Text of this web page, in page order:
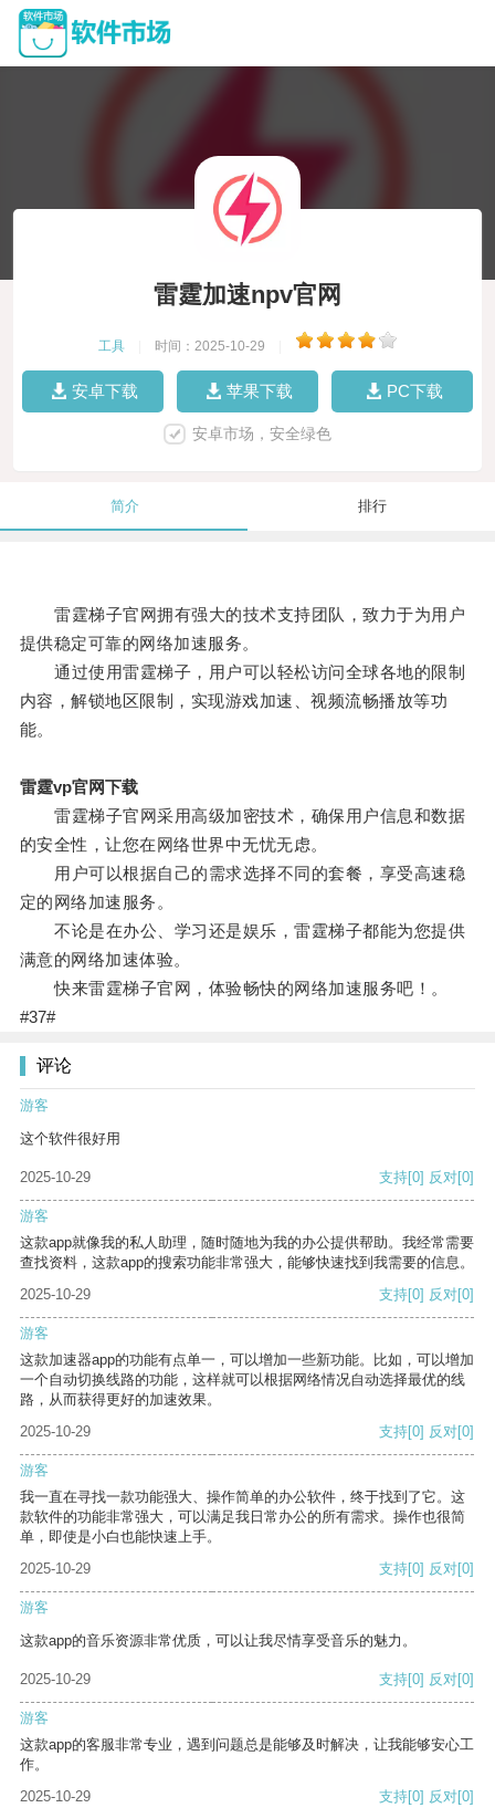
雷霆加速npv官网
工具 时间：2025-10-29
安卓下载 苹果下载 PC下载
安卓市场，安全绿色
简介 排行
雷霆梯子官网拥有强大的技术支持团队，致力于为用户
提供稳定可靠的网络加速服务。
通过使用雷霆梯子，用户可以轻松访问全球各地的限制
内容，解锁地区限制，实现游戏加速、视频流畅播放等功
能。
雷霆vp官网下载
雷霆梯子官网采用高级加密技术，确保用户信息和数据
的安全性，让您在网络世界中无忧无虑。
用户可以根据自己的需求选择不同的套餐，享受高速稳
定的网络加速服务。
不论是在办公、学习还是娱乐，雷霆梯子都能为您提供
满意的网络加速体验。
快来雷霆梯子官网，体验畅快的网络加速服务吧！。
#37#
评论
游客
这个软件很好用
2025-10-29 支持[0] 反对[0]
游客
这款app就像我的私人助理，随时随地为我的办公提供帮助。我经常需要
查找资料，这款app的搜索功能非常强大，能够快速找到我需要的信息。
2025-10-29
支持[0] 反对[0]
游客
这款加速器app的功能有点单一，可以增加一些新功能。比如，可以增加
一个自动切换线路的功能，这样就可以根据网络情况自动选择最优的线
路，从而获得更好的加速效果。
2025-10-29
支持[0] 反对[0]
游客
我一直在寻找一款功能强大、操作简单的办公软件，终于找到了它。这
款软件的功能非常强大，可以满足我日常办公的所有需求。操作也很简
单，即使是小白也能快速上手。
2025-10-29
支持[0] 反对[0]
游客
这款app的音乐资源非常优质，可以让我尽情享受音乐的魅力。
2025-10-29 支持[0] 反对[0]
游客
这款app的客服非常专业，遇到问题总是能够及时解决，让我能够安心工
作。
2025-10-29
支持[0] 反对[0]